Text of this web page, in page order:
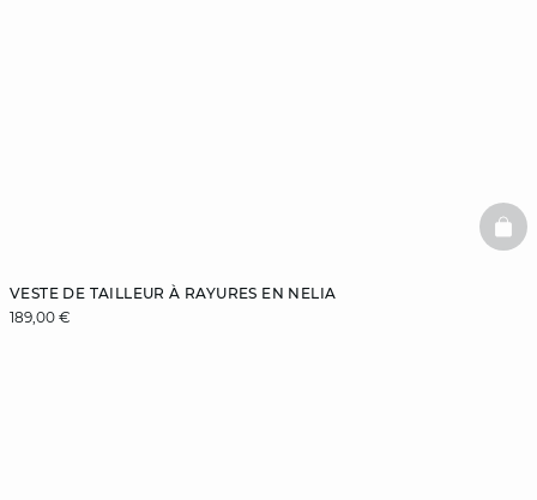
VESTE DE TAILLEUR À RAYURES EN NELIA
189,00 €